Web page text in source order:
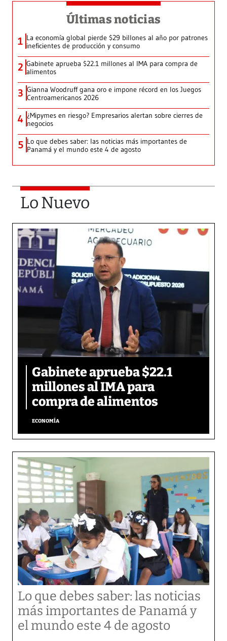
Últimas noticias
1 La economía global pierde $29 billones al año por patrones
ineficientes de producción y consumo
2 Gabinete aprueba $22.1 millones al IMA para compra de
alimentos
3 Gianna Woodruff gana oro e impone récord en los Juegos
Centroamericanos 2026
4 ¿Mipymes en riesgo? Empresarios alertan sobre cierres de
negocios
5 Lo que debes saber: las noticias más importantes de
Panamá y el mundo este 4 de agosto
Lo Nuevo
Gabinete aprueba $22.1
millones al IMA para
compra de alimentos
ECONOMÍA
Lo que debes saber: las noticias
más importantes de Panamá y
el mundo este 4 de agosto